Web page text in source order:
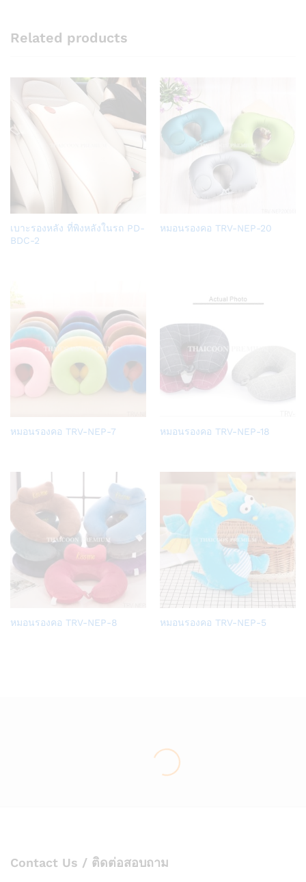
Related products
Add
เบาะรองหลัง ที่พิงหลังในรถ PD-
BDC-2
Add
หมอนรองคอ TRV-NEP-20
Add
list
หมอนรองคอ TRV-NEP-7
Add
list
หมอนรองคอ TRV-NEP-18
Add
หมอนรองคอ TRV-NEP-8
Add
หมอนรองคอ TRV-NEP-5
Contact Us / ติดต่อสอบถาม